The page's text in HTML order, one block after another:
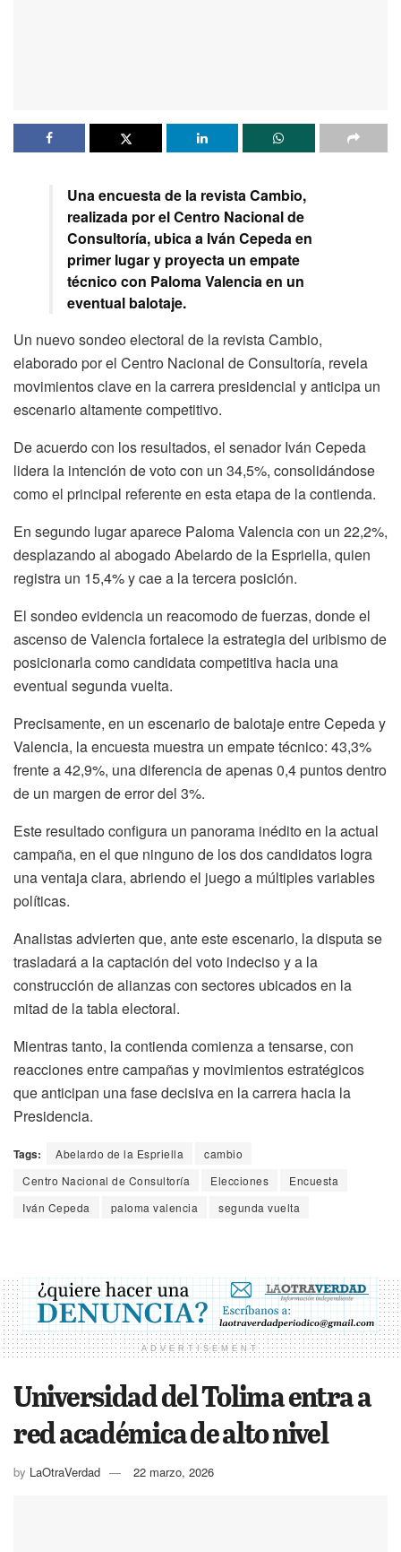
Una encuesta de la revista Cambio,
realizada por el Centro Nacional de
Consultoría, ubica a Iván Cepeda en
primer lugar y proyecta un empate
técnico con Paloma Valencia en un
eventual balotaje.
Un nuevo sondeo electoral de la revista Cambio,
elaborado por el Centro Nacional de Consultoría, revela
movimientos clave en la carrera presidencial y anticipa un
escenario altamente competitivo.
De acuerdo con los resultados, el senador Iván Cepeda
lidera la intención de voto con un 34,5%, consolidándose
como el principal referente en esta etapa de la contienda.
En segundo lugar aparece Paloma Valencia con un 22,2%,
desplazando al abogado Abelardo de la Espriella, quien
registra un 15,4% y cae a la tercera posición.
El sondeo evidencia un reacomodo de fuerzas, donde el
ascenso de Valencia fortalece la estrategia del uribismo de
posicionarla como candidata competitiva hacia una
eventual segunda vuelta.
Precisamente, en un escenario de balotaje entre Cepeda y
Valencia, la encuesta muestra un empate técnico: 43,3%
frente a 42,9%, una diferencia de apenas 0,4 puntos dentro
de un margen de error del 3%.
Este resultado configura un panorama inédito en la actual
campaña, en el que ninguno de los dos candidatos logra
una ventaja clara, abriendo el juego a múltiples variables
políticas.
Analistas advierten que, ante este escenario, la disputa se
trasladará a la captación del voto indeciso y a la
construcción de alianzas con sectores ubicados en la
mitad de la tabla electoral.
Mientras tanto, la contienda comienza a tensarse, con
reacciones entre campañas y movimientos estratégicos
que anticipan una fase decisiva en la carrera hacia la
Presidencia.
Tags: Abelardo de la Espriella
cambio
Centro Nacional de Consultoría
Elecciones
Encuesta
Iván Cepeda
paloma valencia segunda vuelta
ADVERTISEMENT
Universidad del Tolima entra a
red académica de alto nivel
by LaOtraVerdad 22 marzo, 2026